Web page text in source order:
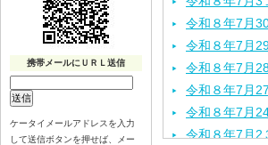
令和８年7月
令和８年7月
令和８年7月
令和８年7月
令和８年7月
令和８年7月2
携帯メールにＵＲＬ送信
ケータイメールアドレスを入力
して送信ボタンを押せば、メー